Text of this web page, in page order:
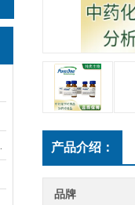
产品介绍：
品牌